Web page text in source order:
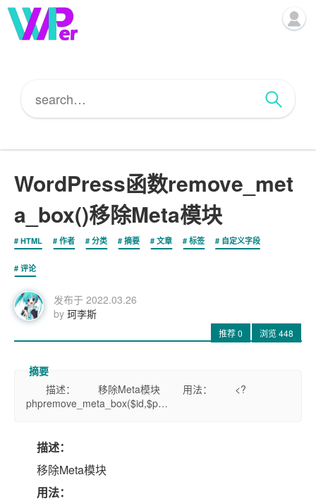
WordPress函数remove_met
a_box()移除Meta模块
HTML 作者 分类 摘要 文章 标签 自定义字段
评论
发布于 2022.03.26
by 珂李斯
推荐0 浏览448
描述： 移除Meta模块 用法： <?
phpremove_meta_box($id,$p…
描述：
移除Meta模块
用法：